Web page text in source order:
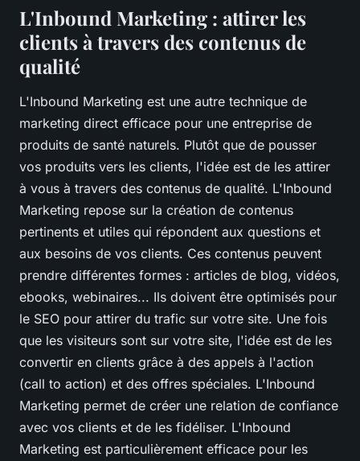
L'Inbound Marketing : attirer les
clients à travers des contenus de
qualité
L'Inbound Marketing est une autre technique de
marketing direct efficace pour une entreprise de
produits de santé naturels. Plutôt que de pousser
vos produits vers les clients, l'idée est de les attirer
à vous à travers des contenus de qualité. L'Inbound
Marketing repose sur la création de contenus
pertinents et utiles qui répondent aux questions et
aux besoins de vos clients. Ces contenus peuvent
prendre différentes formes : articles de blog, vidéos,
ebooks, webinaires... Ils doivent être optimisés pour
le SEO pour attirer du trafic sur votre site. Une fois
que les visiteurs sont sur votre site, l'idée est de les
convertir en clients grâce à des appels à l'action
(call to action) et des offres spéciales. L'Inbound
Marketing permet de créer une relation de confiance
avec vos clients et de les fidéliser. L'Inbound
Marketing est particulièrement efficace pour les